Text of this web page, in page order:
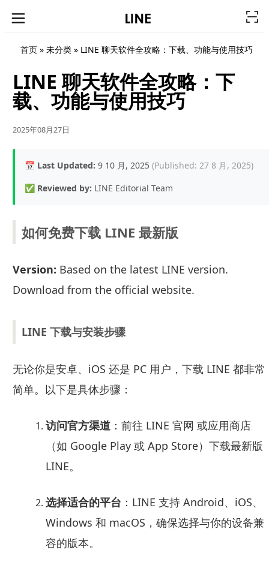
首页» 未分类 » LINE 聊天软件全攻略：下载、功能与使用技巧
LINE 聊天软件全攻略：下
载、功能与使用技巧
2025年08月27日
📅 Last Updated: 9 10 月, 2025 (Published: 27 8 月, 2025)
✅ Reviewed by: LINE Editorial Team
如何免费下载 LINE 最新版
Version: Based on the latest LINE version.
Download from the official website.
LINE 下载与安装步骤
无论你是安卓、iOS 还是 PC 用户，下载 LINE 都非常
简单。以下是具体步骤：
访问官方渠道：前往 LINE 官网 或应用商店
（如 Google Play 或 App Store）下载最新版
LINE。
选择适合的平台 ：LINE 支持 Android、iOS、
Windows 和 macOS，确保选择与你的设备兼
容的版本。